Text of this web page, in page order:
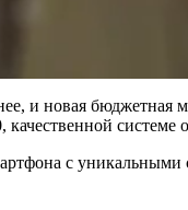
и новая
качественной